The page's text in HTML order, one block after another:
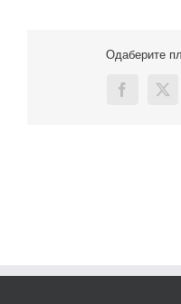
Одаберите
Facebook
X